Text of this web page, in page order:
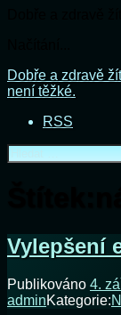
Přejít
k
webu
Dobře a zdravě
není těžké.
RSS
Vyhledávání
Vylepšení
Publikováno 4.
adminKategorie: